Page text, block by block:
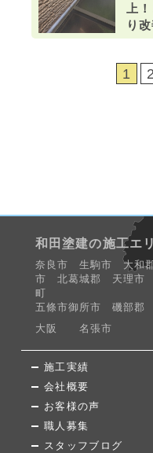
上
り
1 2
和田塗建の施工エ
奈良市 生駒市 大和
市 北葛城郡 天理市
町
五條市御所市 磯部郡
大阪 名張市
施工実績
会社概要
お客様の声
職人募集
スタッフブログ